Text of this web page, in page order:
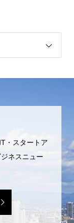
・スタートア
ネスニュー